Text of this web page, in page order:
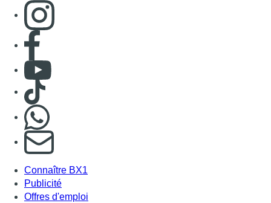
Consulter page Instagram
Consulter page Facebook
Consulter Youtube
Consulter TikTok
S'abonner à notre newsletter
Connaître BX1
Publicité
Offres d'emploi